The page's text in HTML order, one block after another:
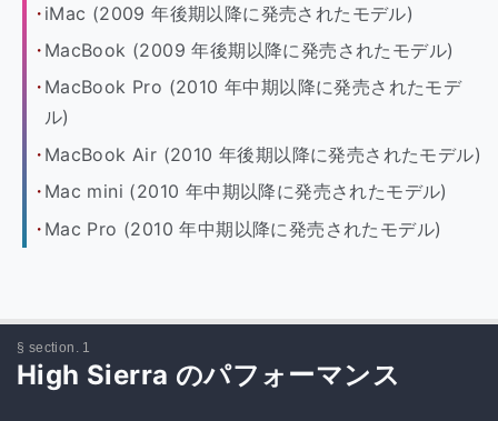
iMac (2009 年後期以降に発売されたモデル)
MacBook (2009 年後期以降に発売されたモデル)
MacBook Pro (2010 年中期以降に発売されたモデ
ル)
MacBook Air (2010 年後期以降に発売されたモデル)
Mac mini (2010 年中期以降に発売されたモデル)
Mac Pro (2010 年中期以降に発売されたモデル)
High Sierra のパフォーマンス